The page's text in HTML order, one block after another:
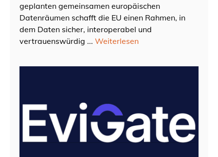
geplanten gemeinsamen europäischen
Datenräumen schafft die EU einen Rahmen, in
dem Daten sicher, interoperabel und
vertrauenswürdig ... Weiterlesen